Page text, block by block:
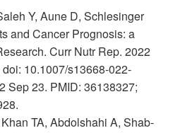
Y, Aune D, Schlesinger
and Cancer Prognosis: a
Curr Nutr Rep. 2022
10.1007/s13668-022-
Sep 23. PMID: 36138327;
TA, Abdolshahi A, Shab-